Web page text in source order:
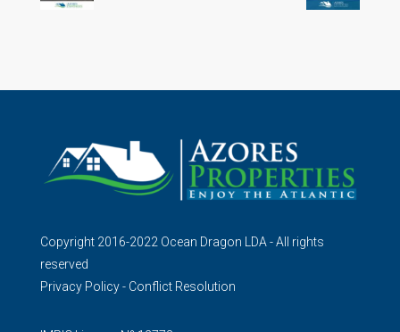
Copyright 2016-2022 Ocean Dragon LDA - All rights
reserved
Privacy Policy- Conflict Resolution